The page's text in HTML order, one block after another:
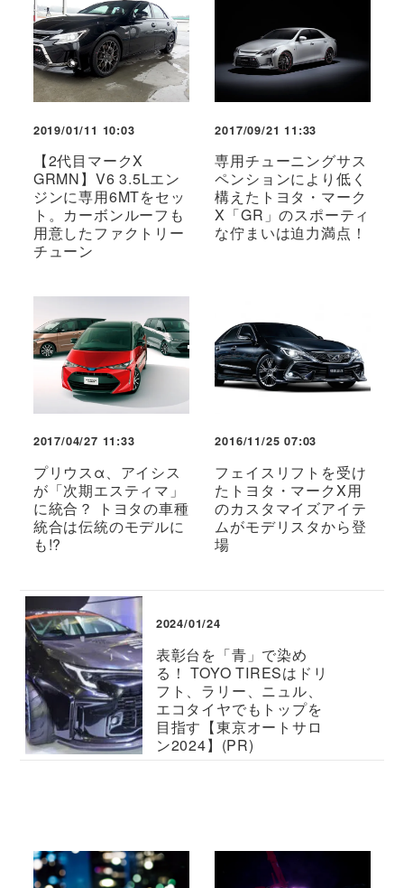
2019/01/11 10:03
【2代目マークX
GRMN】V6 3.5Lエン
ジンに専用6MTをセッ
ト。カーボンルーフも
用意したファクトリー
チューン
2017/09/21 11:33
専用チューニングサス
ペンションにより低く
構えたトヨタ・マーク
X「GR」のスポーティ
な佇まいは迫力満点！
2017/04/27 11:33
プリウスα、アイシス
が「次期エスティマ」
に統合？ トヨタの車種
統合は伝統のモデルに
も!?
2016/11/25 07:03
フェイスリフトを受け
たトヨタ・マークX用
のカスタマイズアイテ
ムがモデリスタから登
場
2024/01/24
表彰台を「青」で染め
る！ TOYO TIRESはドリ
フト、ラリー、ニュル、
エコタイヤでもトップを
目指す【東京オートサロ
ン2024】(PR)